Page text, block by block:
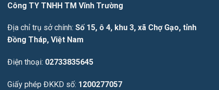
Công TY TNHH TM Vĩnh Trường
Địa chỉ trụ sở chính: Số 15, ô 4, khu 3, xã Chợ Gạo, tỉnh
Đồng Tháp, Việt Nam
Điện thoại: 02733835645
Giấy phép ĐKKD số: 1200277057